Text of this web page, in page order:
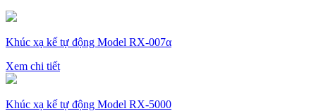
Khúc xạ kế tự động Model RX-007α
Xem chi tiết
Khúc xạ kế tự động Model RX-5000